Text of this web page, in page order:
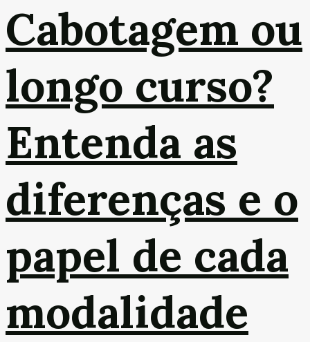
Cabotagem ou
longo curso?
Entenda as
diferenças e o
papel de cada
modalidade